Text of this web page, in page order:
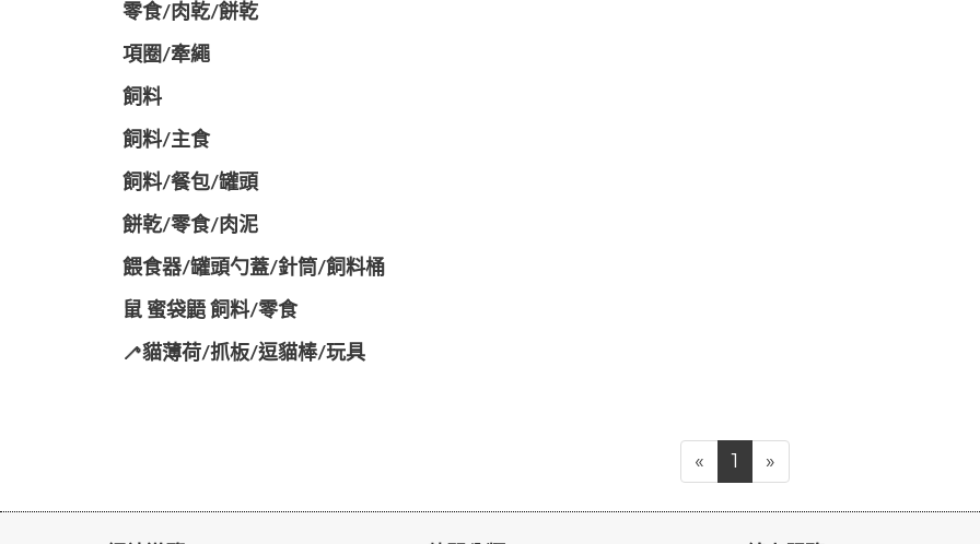
零食/肉乾/餅乾
項圈/牽繩
飼料
飼料/主食
飼料/餐包/罐頭
餅乾/零食/肉泥
餵食器/罐頭勺蓋/針筒/飼料桶
鼠 蜜袋鼯 飼料/零食
🦯貓薄荷/抓板/逗貓棒/玩具
« 1 »